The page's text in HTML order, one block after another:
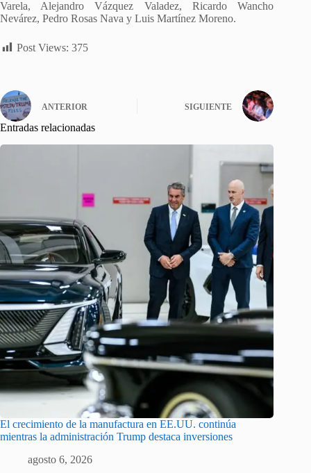
Varela, Alejandro Vázquez Valadez, Ricardo Wancho
Nevárez, Pedro Rosas Nava y Luis Martínez Moreno.
Post Views: 375
ANTERIOR SIGUIENTE
Entradas relacionadas
El crecimiento de la manufactura en EE.UU. continúa
mientras la administración Trump destaca inversiones
agosto 6, 2026